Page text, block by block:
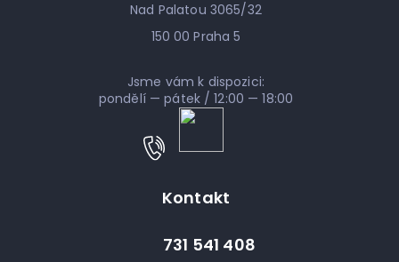
Nad Palatou 3065/32
150 00 Praha 5
Jsme vám k dispozici:
pondělí — pátek / 12:00 — 18:00
Kontakt
731 541 408